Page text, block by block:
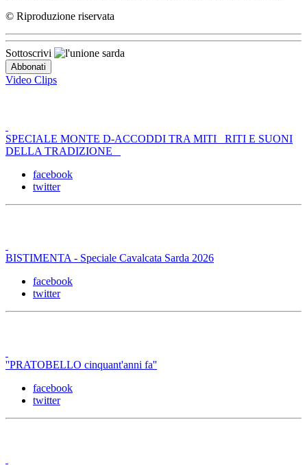
© Riproduzione riservata
Sottoscrivi
Video Clips
SPECIALE MONTE D-ACCODDI TRA MITI _RITI E SUONI
DELLA TRADIZIONE _
facebook
twitter
BISTIMENTA - Speciale Cavalcata Sarda 2026
facebook
twitter
''PRATOBELLO cinquant'anni fa''
facebook
twitter